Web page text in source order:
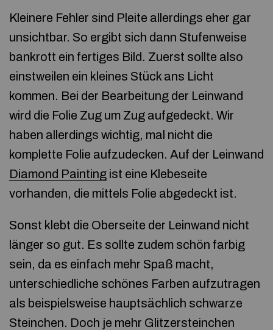
Kleinere Fehler sind Pleite allerdings eher gar
unsichtbar. So ergibt sich dann Stufenweise
bankrott ein fertiges Bild. Zuerst sollte also
einstweilen ein kleines Stück ans Licht
kommen. Bei der Bearbeitung der Leinwand
wird die Folie Zug um Zug aufgedeckt. Wir
haben allerdings wichtig, mal nicht die
komplette Folie aufzudecken. Auf der Leinwand
Diamond Painting ist eine Klebeseite
vorhanden, die mittels Folie abgedeckt ist.
Sonst klebt die Oberseite der Leinwand nicht
länger so gut. Es sollte zudem schön farbig
sein, da es einfach mehr Spaß macht,
unterschiedliche schönes Farben aufzutragen
als beispielsweise hauptsächlich schwarze
Steinchen. Doch je mehr Glitzersteinchen